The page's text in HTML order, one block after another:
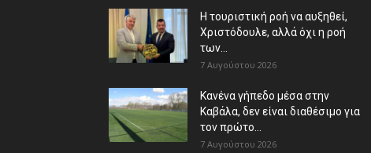
Η τουριστική ροή να αυξηθεί,
Χριστόδουλε, αλλά όχι η ροή
των...
7 Αυγούστου 2026
Κανένα γήπεδο μέσα στην
Καβάλα, δεν είναι διαθέσιμο για
τον πρώτο...
7 Αυγούστου 2026